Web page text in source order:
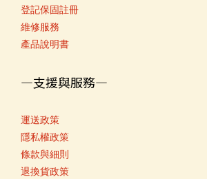
登記保固註冊
維修服務
產品說明書
—支援與服務—
運送政策
隱私權政策
條款與細則
退換貨政策